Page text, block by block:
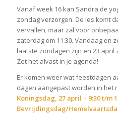
Vanaf week 16 kan Sandra de
zondag verzorgen. De les komt
vervallen, maar zal voor
zaterdag om 11:30. Vandaag en
laatste zondagen zijn en 23 april
Zet het alvast in je agenda!
Er komen weer wat feestdagen
dagen aangepast worden in het
Koningsdag, 27 april – 9:30 t/m
Bevrijdingsdag/